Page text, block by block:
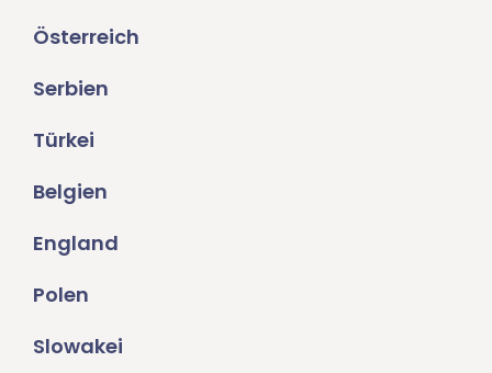
Österreich
Serbien
Türkei
Belgien
England
Polen
Slowakei